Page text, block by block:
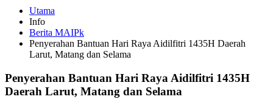
Utama
Info
Berita MAIPk
Penyerahan Bantuan Hari Raya Aidilfitri 1435H Daerah
Larut, Matang dan Selama
Penyerahan Bantuan Hari Raya Aidilfitri 1435H
Daerah Larut, Matang dan Selama